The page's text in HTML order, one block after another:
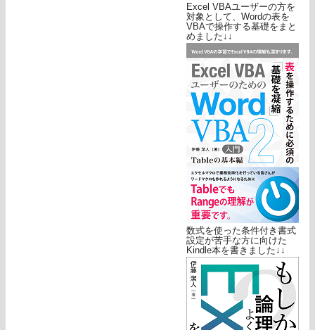
Excel VBAユーザーの方を
対象として、Wordの表を
VBAで操作する基礎をまと
めました↓↓
数式を使った条件付き書式
設定が苦手な方に向けた
Kindle本を書きました↓↓